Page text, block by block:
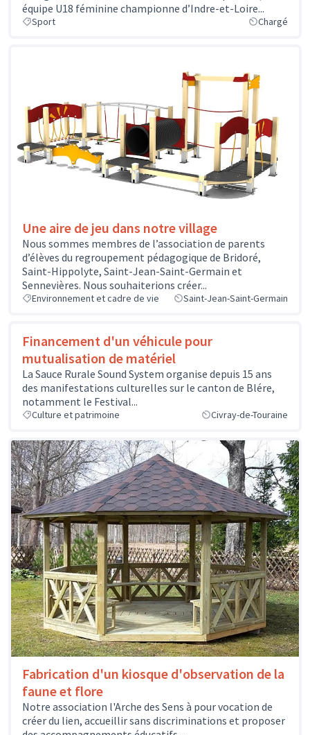
équipe U18 féminine championne d’Indre-et-Loire...
Sport Chargé
Une aire de jeu dans notre village
Nous sommes membres de l’association de parents
d’élèves du regroupement pédagogique de Bridoré,
Saint-Hippolyte, Saint-Jean-Saint-Germain et
Sennevières. Nous souhaiterions créer...
Environnement et cadre de vie Saint-Jean-Saint-Germain
Financement d'un véhicule pour
mutualisation de matériel
La Sauce Rurale Sound System organise depuis 15 ans
des manifestations culturelles sur le canton de Blére,
notamment le Festival...
Culture et patrimoine Civray-de-Touraine
Fabrication d'un kiosque d'observation de la
faune et flore
Notre association l'Arche des Sens à pour vocation de
créer du lien, accueillir sans discriminations et proposer